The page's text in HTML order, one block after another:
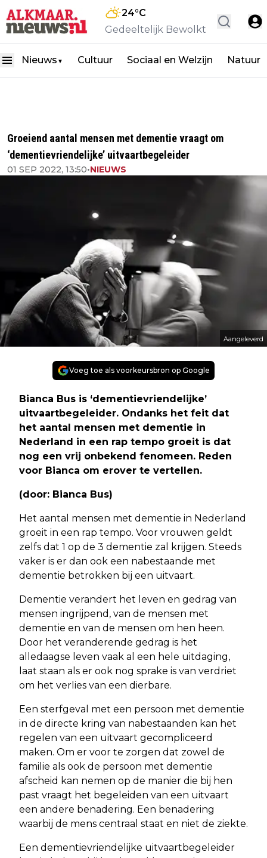
24°C
Gedeeltelijk Bewolkt
Nieuws ▼ Cultuur Sociaal en Welzijn Natuur
Groeiend aantal mensen met dementie vraagt om
‘dementievriendelijke’ uitvaartbegeleider
01 SEP 2022, 13:50•NIEUWS
Aangeleverd
Voeg toe als voorkeursbron op Google
Bianca Bus is ‘dementievriendelijke’
uitvaartbegeleider. Ondanks het feit dat
het aantal mensen met dementie in
Nederland in een rap tempo groeit is dat
nog een vrij onbekend fenomeen. Reden
voor Bianca om erover te vertellen.
(door: Bianca Bus)
Het aantal mensen met dementie in Nederland
groeit in een rap tempo. Voor vrouwen geldt
zelfs dat 1 op de 3 dementie zal krijgen. Steeds
vaker is er dan ook een nabestaande met
dementie betrokken bij een uitvaart.
Dementie verandert het leven en gedrag van
mensen ingrijpend, van de mensen met
dementie en van de mensen om hen heen.
Door het veranderende gedrag is het
alledaagse leven vaak al een hele uitdaging,
laat staan als er ook nog sprake is van verdriet
om het verlies van een dierbare.
Een sterfgeval met een persoon met dementie
in de directe kring van nabestaanden kan het
regelen van een uitvaart gecompliceerd
maken. Om er voor te zorgen dat zowel de
familie als ook de persoon met dementie
afscheid kan nemen op de manier die bij hen
past vraagt het begeleiden van een uitvaart
een andere benadering. Een benadering
waarbij de mens centraal staat en niet de ziekte.
Een dementievriendelijke uitvaartbegeleider